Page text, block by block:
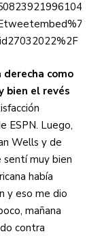
como
bien el revés
ESPN. Luego,
Wells y de
sentí muy bien
había
y eso me dio
mañana
contra